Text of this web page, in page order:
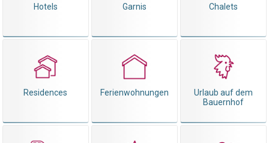
Hotels Garnis Chalets
Residences Ferienwohnungen
Urlaub auf dem
Bauernhof